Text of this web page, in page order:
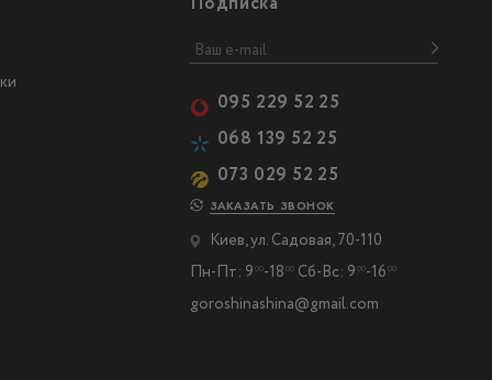
095 229 52 25
068 139 52 25
073 029 52 25
ЗАКАЗАТЬ ЗВОНОК
Киев, ул. Садовая, 70-110
Пн-Пт: 9 00-18 00Сб-Вс: 9 00-16 00
goroshinashina@gmail.com